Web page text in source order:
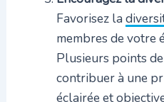
Favorisez la
membres de votre
Plusieurs points
contribuer à une
éclairée et